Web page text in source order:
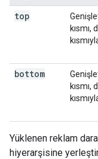
top
kısmı,
bottom
kısmı,
Yüklenen reklam
hiyerarşisine